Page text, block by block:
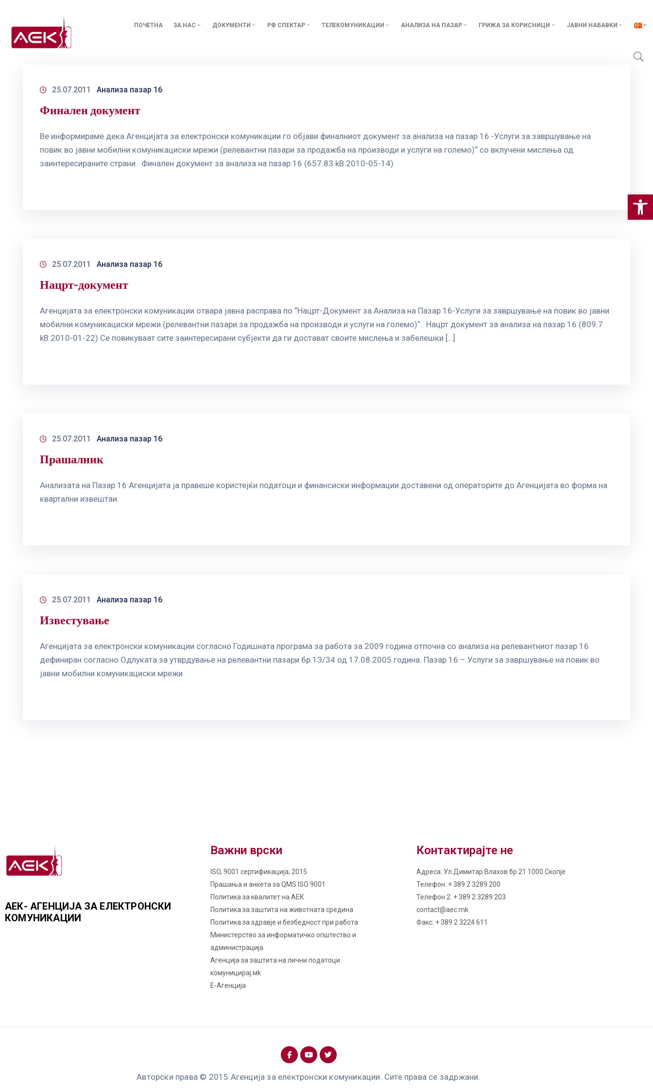
ПОЧЕТНА ЗА НАС ДОКУМЕНТИ РФ СПЕКТАР ТЕЛЕКОМУНИКАЦИИ АНАЛИЗА НА ПАЗАР ГРИЖА ЗА КОРИСНИЦИ ЈАВНИ НАБАВКИ
25.07.2011 Анализа пазар 16
Финален документ
Ве информираме дека Агенцијата за електронски комуникации го објави финалниот документ за анализа на пазар 16 -Услуги за завршување на
повик во јавни мобилни комуникациски мрежи (релевантни пазари за продажба на производи и услуги на големо)“ со вклучени мислења од
заинтересираните страни. Финален документ за анализа на пазар 16 (657.83 kB 2010-05-14)
25.07.2011 Анализа пазар 16
Нацрт-документ
Агенцијата за електронски комуникации отвара јавна расправа по “Нацрт-Документ за Анализа на Пазар 16-Услуги за завршување на повик во јавни
мобилни комуникациски мрежи (релевантни пазари за продажба на производи и услуги на големо)“. Нацрт документ за анализа на пазар 16 (809.7
kB 2010-01-22) Се повикуваат сите заинтересирани субјекти да ги достават своите мислења и забелешки […]
25.07.2011 Анализа пазар 16
Прашалник
Анализата на Пазар 16 Агенцијата ја правеше користејќи податоци и финансиски информации доставени од операторите до Агенцијата во форма на
квартални извештаи.
25.07.2011 Анализа пазар 16
Известување
Агенцијата за електронски комуникации согласно Годишната програма за работа за 2009 година отпочна со анализа на релевантниот пазар 16
дефиниран согласно Одлуката за утврдување на релевантни пазари бр.13/34 од 17.08.2005 година. Пазар 16 – Услуги за завршување на повик во
јавни мобилни комуникациски мрежи
АЕК- АГЕНЦИЈА ЗА ЕЛЕКТРОНСКИ
КОМУНИКАЦИИ
Важни врски
ISO, 9001 сертификација; 2015
Прашања и анкета за QMS ISO 9001
Политика за квалитет на AЕК
Политика за заштита на животната средина
Политика за здравје и безбедност при работа
Министерство за информатичко општество и
администрација
Агенција за заштита на лични податоци
комуницирај.мk
Е-Агенција
Контактирајте не
Адреса: Ул.Димитар Влахов бр.21 1000 Скопје
Телефон: + 389 2 3289 200
Телефон 2: + 389 2 3289 203
contact@aec.mk
Факс: + 389 2 3224 611
Авторски права © 2015 Агенција за електронски комуникации. Сите права се задржани.